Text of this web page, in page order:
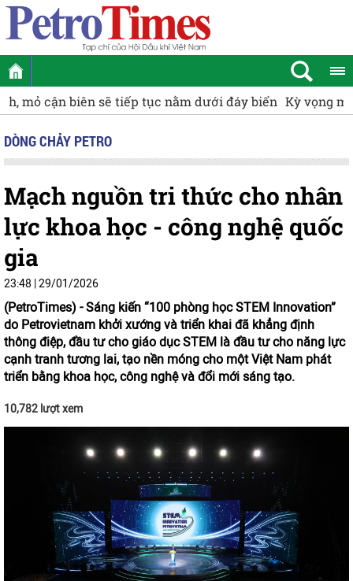
Kỳ vọng mới cho nhóm cổ phiếu doanh nghiệp nhà nước
DÒNG CHẢY PETRO
Mạch nguồn tri thức cho nhân
lực khoa học - công nghệ quốc
gia
23:48 | 29/01/2026
(PetroTimes) -Sáng kiến “100 phòng học STEM Innovation”
do Petrovietnam khởi xướng và triển khai đã khẳng định
thông điệp, đầu tư cho giáo dục STEM là đầu tư cho năng lực
cạnh tranh tương lai, tạo nền móng cho một Việt Nam phát
triển bằng khoa học, công nghệ và đổi mới sáng tạo.
10,782 lượt xem